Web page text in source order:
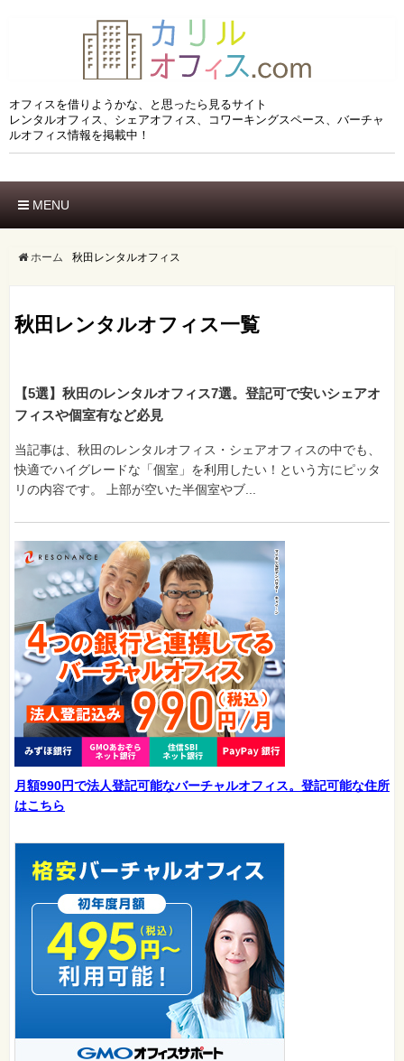
オフィスを借りようかな、と思ったら見るサイト
レンタルオフィス、シェアオフィス、コワーキングスペース、バーチャ
ルオフィス情報を掲載中！
MENU
駅でさがす ブランドでさがす
ホーム 秋田レンタルオフィス
秋田レンタルオフィス一覧
【5選】秋田のレンタルオフィス7選。登記可で安いシェアオ
フィスや個室有など必見
当記事は、秋田のレンタルオフィス・シェアオフィスの中でも、
快適でハイグレードな「個室」を利用したい！という方にピッタ
リの内容です。 上部が空いた半個室やブ...
月額990円で法人登記可能なバーチャルオフィス。登記可能な住所
はこちら